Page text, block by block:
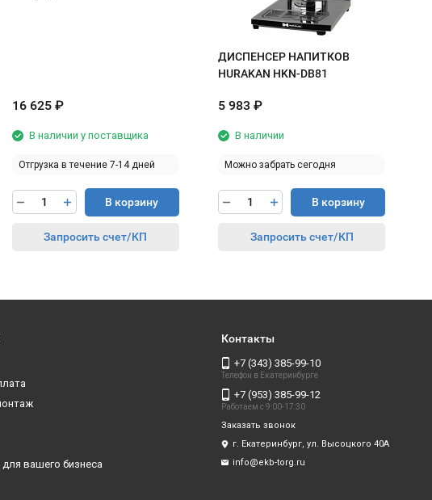
16 625 ₽
В наличии у поставщика
Отгрузка в течение 7-14 дней
В корзину
Запросить счет/КП
ДИСПЕНСЕР НАПИТКОВ
HURAKAN HKN-DB81
5 983 ₽
В наличии
Можно забрать сегодня
В корзину
Запросить счет/КП
вашего бизнеса
Контакты
+7 (343) 385-99-10
Телефон в Екатеринбурге
+7 (953) 385-99-12
Работаем с 9:00-17:30
Заказать звонок
г. Екатеринбург, ул. Высоцкого 40А
info@ekb-torg.ru